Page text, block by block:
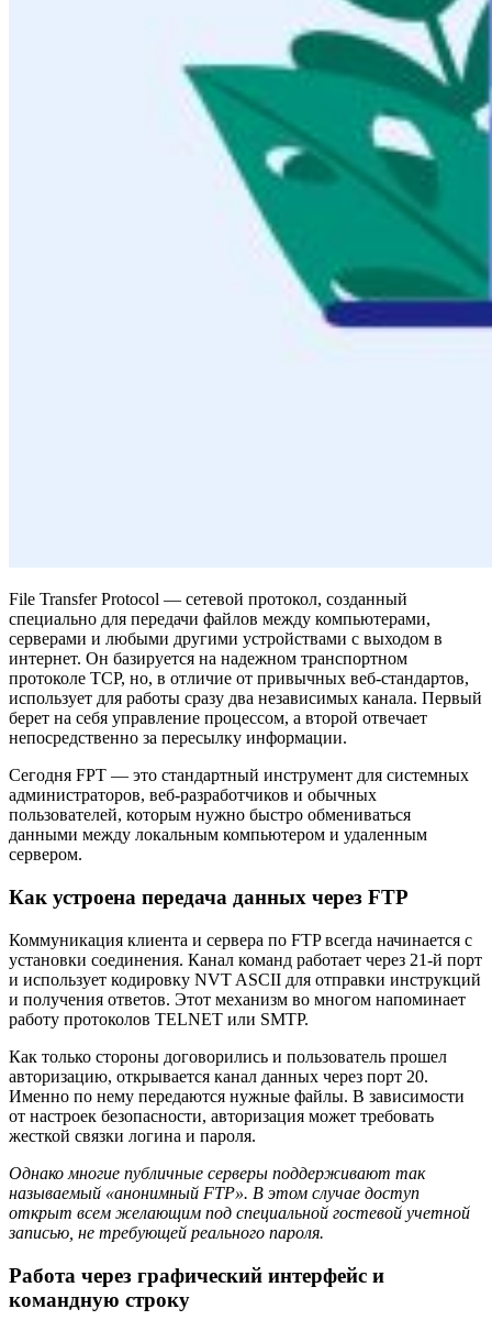
File Transfer Protocol — сетевой протокол, созданный
специально для передачи файлов между компьютерами,
серверами и любыми другими устройствами с выходом в
интернет. Он базируется на надежном транспортном
протоколе TCP, но, в отличие от привычных веб-стандартов,
использует для работы сразу два независимых канала. Первый
берет на себя управление процессом, а второй отвечает
непосредственно за пересылку информации.
Сегодня FPT — это стандартный инструмент для системных
администраторов, веб-разработчиков и обычных
пользователей, которым нужно быстро обмениваться
данными между локальным компьютером и удаленным
сервером.
Как устроена передача данных через FTP
Коммуникация клиента и сервера по FTP всегда начинается с
установки соединения. Канал команд работает через 21-й порт
и использует кодировку NVT ASCII для отправки инструкций
и получения ответов. Этот механизм во многом напоминает
работу протоколов TELNET или SMTP.
Как только стороны договорились и пользователь прошел
авторизацию, открывается канал данных через порт 20.
Именно по нему передаются нужные файлы. В зависимости
от настроек безопасности, авторизация может требовать
жесткой связки логина и пароля.
Однако многие публичные серверы поддерживают так
называемый «анонимный FTP». В этом случае доступ
открыт всем желающим под специальной гостевой учетной
записью, не требующей реального пароля.
Работа через графический интерфейс и
командную строку